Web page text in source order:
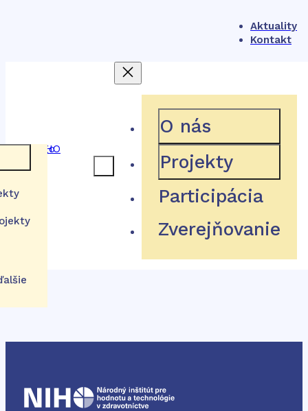
Aktuality
Kontakt
O nás
Projekty
Participácia
Zverejňovanie
404
Hľadaná stránka neexistuje